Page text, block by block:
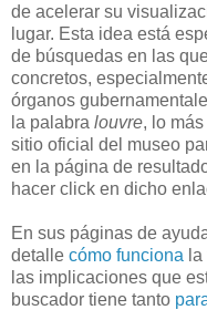
de acelerar su
lugar. Esta idea está
de búsquedas en las
concretos,
órganos
la palabra louvre, lo
sitio oficial del museo
en la página de
hacer click en dicho
En sus páginas de
detalle cómo funciona
las implicaciones que
buscador tiene tanto